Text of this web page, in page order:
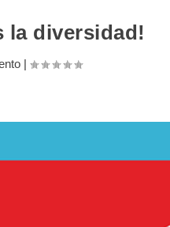
la diversidad!
|